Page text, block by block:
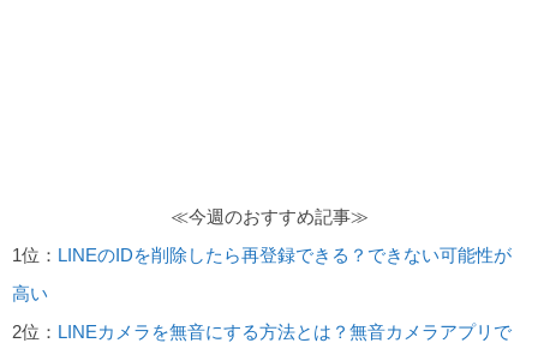
≪今週のおすすめ記事≫
1位： LINEのIDを削除したら再登録できる？できない可能性が
高い
2位： LINEカメラを無音にする方法とは？無音カメラアプリで